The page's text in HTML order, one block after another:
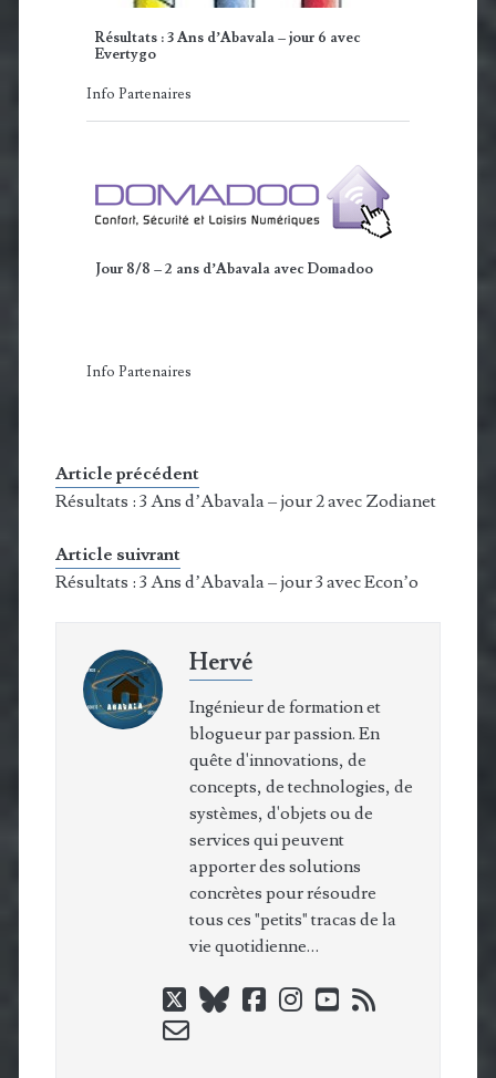
Résultats : 3 Ans d’Abavala – jour 6 avec
Evertygo
Info Partenaires
Jour 8/8 – 2 ans d’Abavala avec Domadoo
Info Partenaires
Article précédent
Résultats : 3 Ans d’Abavala – jour 2 avec Zodianet
Article suivrant
Résultats : 3 Ans d’Abavala – jour 3 avec Econ’o
Hervé
Ingénieur de formation et
blogueur par passion. En
quête d'innovations, de
concepts, de technologies, de
systèmes, d'objets ou de
services qui peuvent
apporter des solutions
concrètes pour résoudre
tous ces "petits" tracas de la
vie quotidienne…
twitterblueskyfacebook
instagram
youtube
rss
email-